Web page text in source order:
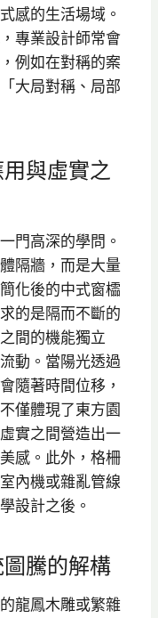
感的生活場域。
專業設計師常會
例如在對稱的案
大局對稱、局部
與虛實之
門高深的學問。
隔牆，而是大量
化後的中式窗櫺
的是隔而不斷的
間的機能獨立
動。當陽光透過
隨著時間位移，
僅體現了東方園
實之間營造出一
感。此外，格柵
內機或雜亂管線
設計之後。
騰的解構
龍鳳木雕或繁雜